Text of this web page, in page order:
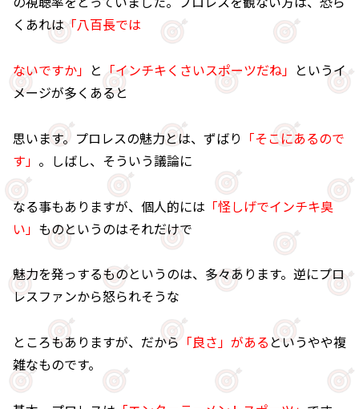
くあれは 「八百長では
ないですか」 と 「インチキくさいスポーツだね」 というイ
メージが多くあると
思います。プロレスの魅力とは、ずばり 「そこにあるので
す」 。しばし、そういう議論に
なる事もありますが、個人的には 「怪しげでインチキ臭
い」 ものというのはそれだけで
魅力を発っするものというのは、多々あります。逆にプロ
レスファンから怒られそうな
ところもありますが、だから 「良さ」がある というやや複
雑なものです。